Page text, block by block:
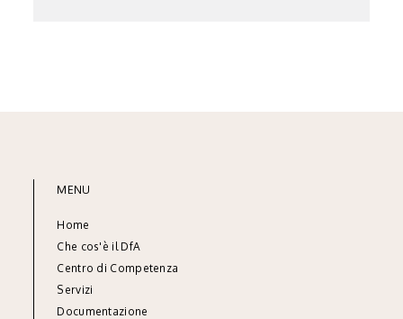
MENU
Home
Che cos'è il DfA
Centro di Competenza
Servizi
Documentazione